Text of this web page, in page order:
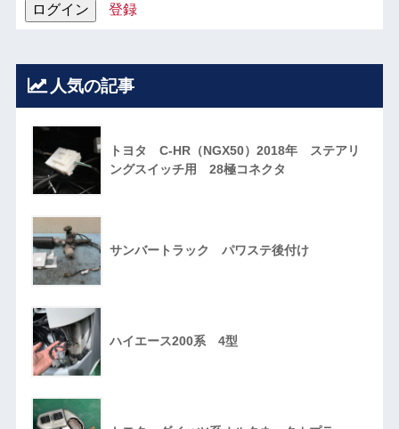
登録
人気の記事
トヨタ C-HR（NGX50）2018年 ステアリ
ングスイッチ用 28極コネクタ
サンバートラック パワステ後付け
ハイエース200系 4型